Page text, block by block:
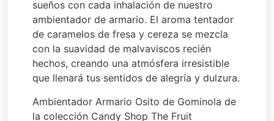
sueños con cada inhalación de nuestro
ambientador de armario. El aroma tentador
de caramelos de fresa y cereza se mezcla
con la suavidad de malvaviscos recién
hechos, creando una atmósfera irresistible
que llenará tus sentidos de alegría y dulzura.
Ambientador Armario Osito de Gominola de
la colección Candy Shop The Fruit